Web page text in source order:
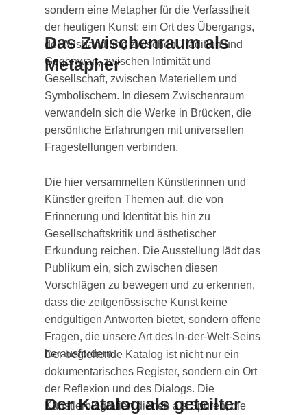
Das Zwischenraum als
Metapher
sondern eine Metapher für die Verfasstheit
der heutigen Kunst: ein Ort des Übergangs,
der Aushandlung zwischen Tradition und
Gegenwart, zwischen Intimität und
Gesellschaft, zwischen Materiellem und
Symbolischem. In diesem Zwischenraum
verwandeln sich die Werke in Brücken, die
persönliche Erfahrungen mit universellen
Fragestellungen verbinden.
Die hier versammelten Künstlerinnen und
Künstler greifen Themen auf, die von
Erinnerung und Identität bis hin zu
Gesellschaftskritik und ästhetischer
Erkundung reichen. Die Ausstellung lädt das
Publikum ein, sich zwischen diesen
Vorschlägen zu bewegen und zu erkennen,
dass die zeitgenössische Kunst keine
endgültigen Antworten bietet, sondern offene
Fragen, die unsere Art des In-der-Welt-Seins
herausfordern.
Der Katalog als geteilter
Der begleitende Katalog ist nicht nur ein
dokumentarisches Register, sondern ein Ort
der Reflexion und des Dialogs. Die
Künstlerbiografien dienen als Spuren, die